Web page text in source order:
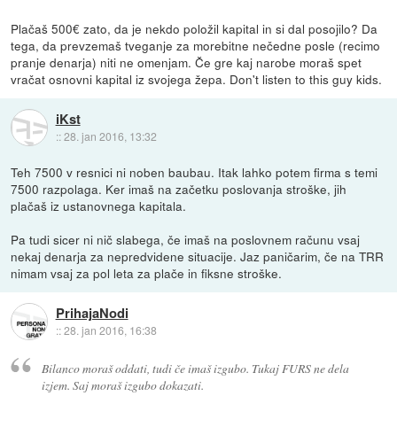
Plačaš 500€ zato, da je nekdo položil kapital in si dal posojilo? Da
tega, da prevzemaš tveganje za morebitne nečedne posle (recimo
pranje denarja) niti ne omenjam. Če gre kaj narobe moraš spet
vračat osnovni kapital iz svojega žepa. Don't listen to this guy kids.
iKst
::28. jan 2016, 13:32
Teh 7500 v resnici ni noben baubau. Itak lahko potem firma s temi
7500 razpolaga. Ker imaš na začetku poslovanja stroške, jih
plačaš iz ustanovnega kapitala.
Pa tudi sicer ni nič slabega, če imaš na poslovnem računu vsaj
nekaj denarja za nepredvidene situacije. Jaz paničarim, če na TRR
nimam vsaj za pol leta za plače in fiksne stroške.
PrihajaNodi
::28. jan 2016, 16:38
Bilanco moraš oddati, tudi če imaš izgubo. Tukaj FURS ne dela
izjem. Saj moraš izgubo dokazati.